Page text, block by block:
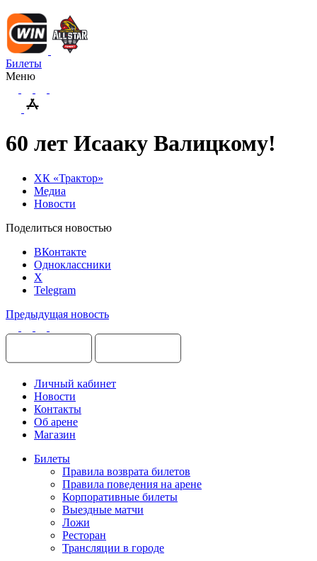
Билеты
Меню
60 лет Исааку Валицкому!
ХК «Трактор»
Медиа
Новости
Поделиться новостью
ВКонтакте
Одноклассники
X
Telegram
Предыдущая новость
Личный кабинет
Новости
Контакты
Об арене
Магазин
Билеты
Правила возврата билетов
Правила поведения на арене
Корпоративные билеты
Выездные матчи
Ложи
Ресторан
Трансляции в городе